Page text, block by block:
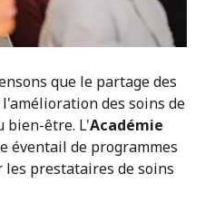
que le partage des
des soins de
bien-être. L'Académie
éventail de programmes
prestataires de soins